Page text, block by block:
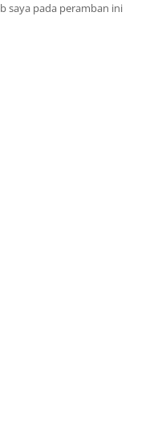
saya pada peramban ini